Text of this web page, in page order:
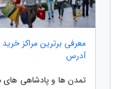
معرفی برترین مراکز
آدرس
تمدن ها و پادشاهی های